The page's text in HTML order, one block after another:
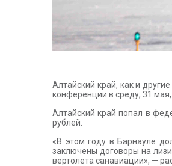
Алтайский край, как и
конференции в среду, 31
Алтайский край попал в
рублей.
«В этом году в Барнауле
заключены договоры на
вертолета санавиации», —